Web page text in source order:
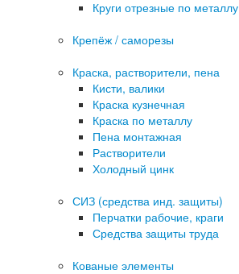
Круги отрезные по металлу
Крепёж / саморезы
Краска, растворители, пена
Кисти, валики
Краска кузнечная
Краска по металлу
Пена монтажная
Растворители
Холодный цинк
СИЗ (средства инд. защиты)
Перчатки рабочие, краги
Средства защиты труда
Кованые элементы